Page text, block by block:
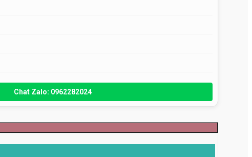
Chat Zalo: 0962282024